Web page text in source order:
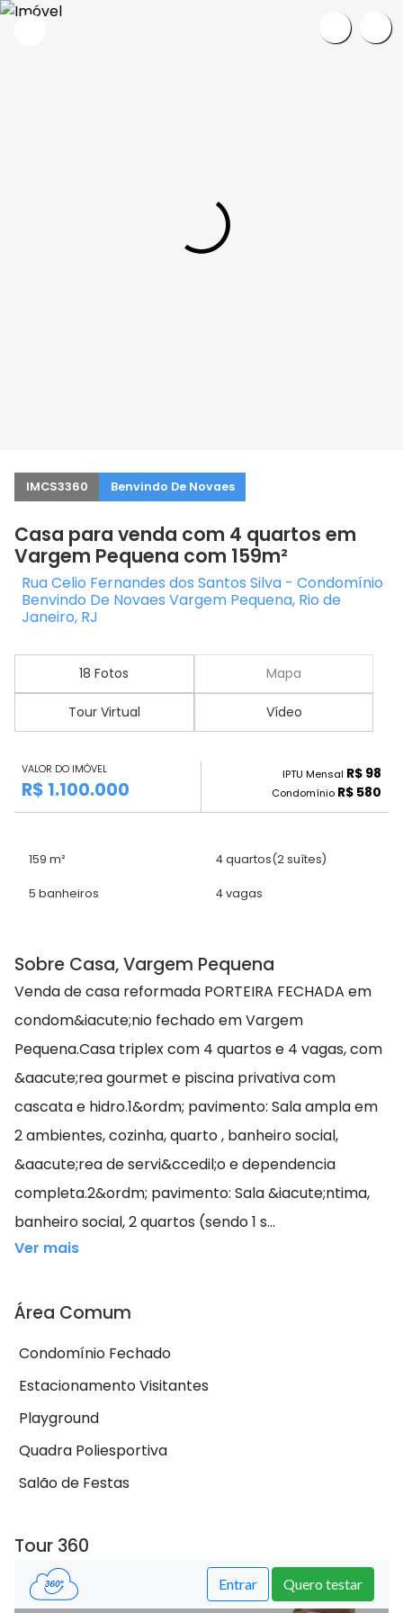
IMCS3360 Benvindo De Novaes
Casa para venda com 4 quartos em
Vargem Pequena com 159m²
Rua Celio Fernandes dos Santos Silva - Condomínio
Benvindo De Novaes Vargem Pequena, Rio de
Janeiro, RJ
18 Fotos Mapa
Tour Virtual Vídeo
VALOR DO IMÓVEL
R$ 1.100.000
IPTU Mensal R$ 98
Condomínio R$ 580
159 m² 4 quartos(2 suítes)
5 banheiros 4 vagas
Sobre Casa, Vargem Pequena
Venda de casa reformada PORTEIRA FECHADA em
condom&iacute;nio fechado em Vargem
Pequena.Casa triplex com 4 quartos e 4 vagas, com
&aacute;rea gourmet e piscina privativa com
cascata e hidro.1&ordm; pavimento: Sala ampla em
2 ambientes, cozinha, quarto , banheiro social,
&aacute;rea de servi&ccedil;o e dependencia
completa.2&ordm; pavimento: Sala &iacute;ntima,
banheiro social, 2 quartos (sendo 1 s...
Ver mais
Área Comum
Condomínio Fechado
Estacionamento Visitantes
Playground
Quadra Poliesportiva
Salão de Festas
Tour 360